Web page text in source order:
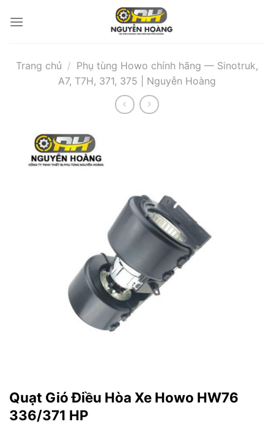
qua
Trang chủ / Phụ tùng Howo chính hãng — Sinotruk,
A7, T7H, 371, 375 | Nguyễn Hoàng
Quạt Gió Điều Hòa Xe Howo HW76
336/371 HP